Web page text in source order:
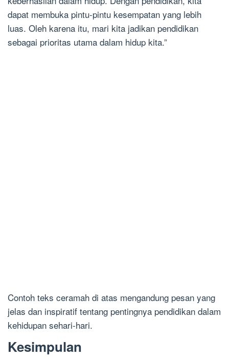
dapat membuka pintu-pintu kesempatan yang lebih
luas. Oleh karena itu, mari kita jadikan pendidikan
sebagai prioritas utama dalam hidup kita.”
Contoh teks ceramah di atas mengandung pesan yang
jelas dan inspiratif tentang pentingnya pendidikan dalam
kehidupan sehari-hari.
Kesimpulan